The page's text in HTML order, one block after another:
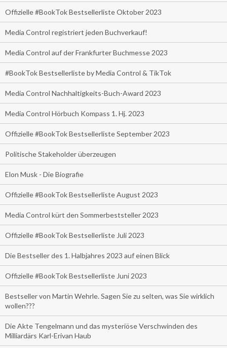
Offizielle #BookTok Bestsellerliste Oktober 2023
Media Control registriert jeden Buchverkauf!
Media Control auf der Frankfurter Buchmesse 2023
#BookTok Bestsellerliste by Media Control & TikTok
Media Control Nachhaltigkeits-Buch-Award 2023
Media Control Hörbuch Kompass 1. Hj. 2023
Offizielle #BookTok Bestsellerliste September 2023
Politische Stakeholder überzeugen
Elon Musk - Die Biografie
Offizielle #BookTok Bestsellerliste August 2023
Media Control kürt den Sommerbeststeller 2023
Offizielle #BookTok Bestsellerliste Juli 2023
Die Bestseller des 1. Halbjahres 2023 auf einen Blick
Offizielle #BookTok Bestsellerliste Juni 2023
Bestseller von Martin Wehrle. Sagen Sie zu selten, was Sie wirklich
wollen???
Die Akte Tengelmann und das mysteriöse Verschwinden des
Milliardärs Karl-Erivan Haub